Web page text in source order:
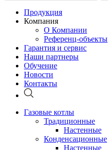
Продукция
Компания
О Компании
Референц-объекты
Гарантия и сервис
Наши партнеры
Обучение
Новости
Контакты
Газовые котлы
Традиционные
Настенные
Конденсационные
Настенные